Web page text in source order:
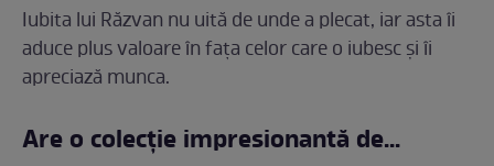
Iubita lui Răzvan nu uită de unde a plecat, iar asta îi
aduce plus valoare în faţa celor care o iubesc şi îi
apreciază munca.
Are o colecţie impresionantă de...